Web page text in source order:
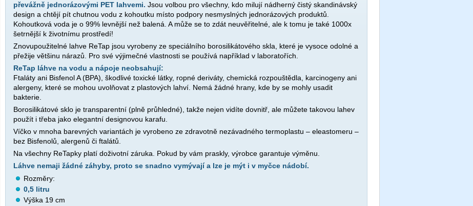
převážně jednorázovými PET lahvemi. Jsou volbou pro všechny, kdo milují nádherný čistý skandinávský
design a chtějí pít chutnou vodu z kohoutku místo podpory nesmyslných jednorázových produktů.
Kohoutková voda je o 99% levnější než balená. A může se to zdát neuvěřitelné, ale k tomu je také 1000x
šetrnější k životnímu prostředí!
Znovupoužitelné lahve ReTap jsou vyrobeny ze speciálního borosilikátového skla, které je vysoce odolné a
přežije většinu nárazů. Pro své výjimečné vlastnosti se používá například v laboratořích.
ReTap láhve na vodu a nápoje neobsahují:
Ftaláty ani Bisfenol A (BPA), škodlivé toxické látky, ropné deriváty, chemická rozpouštědla, karcinogeny ani
alergeny, které se mohou uvolňovat z plastových lahví. Nemá žádné hrany, kde by se mohly usadit
bakterie.
Borosilikátové sklo je transparentní (plně průhledné), takže nejen vidíte dovnitř, ale můžete takovou lahev
použít i třeba jako elegantní designovou karafu.
Víčko v mnoha barevných variantách je vyrobeno ze zdravotně nezávadného termoplastu – eleastomeru –
bez Bisfenolů, alergenů či ftalátů.
Na všechny ReTapky platí doživotní záruka. Pokud by vám praskly, výrobce garantuje výměnu.
Láhve nemaji žádné záhyby, proto se snadno vymývají a lze je mýt i v myčce nádobí.
Rozměry:
0,5 litru
Výška 19 cm